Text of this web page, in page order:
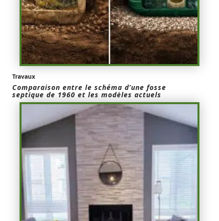
Travaux
Comparaison entre le schéma d’une fosse
septique de 1960 et les modèles actuels